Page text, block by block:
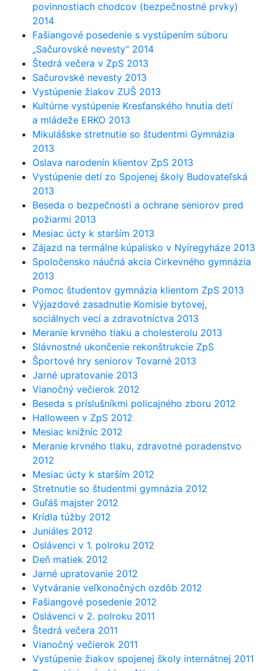
povinnostiach chodcov (bezpečnostné prvky)
2014
Fašiangové posedenie s vystúpením súboru
„Sačurovské nevesty“ 2014
Štedrá večera v ZpS 2013
Sačurovské nevesty 2013
Vystúpenie žiakov ZUŠ 2013
Kultúrne vystúpenie Kresťanského hnutia detí
a mládeže ERKO 2013
Mikulášske stretnutie so študentmi Gymnázia
2013
Oslava narodenín klientov ZpS 2013
Vystúpenie detí zo Spojenej školy Budovateľská
2013
Beseda o bezpečnosti a ochrane seniorov pred
požiarmi 2013
Mesiac úcty k starším 2013
Zájazd na termálne kúpalisko v Nyíregyháze 2013
Spoločensko náučná akcia Cirkevného gymnázia
2013
Pomoc študentov gymnázia klientom ZpS 2013
Výjazdové zasadnutie Komisie bytovej,
sociálnych vecí a zdravotníctva 2013
Meranie krvného tlaku a cholesterolu 2013
Slávnostné ukončenie rekonštrukcie ZpS
Športové hry seniorov Tovarné 2013
Jarné upratovanie 2013
Vianočný večierok 2012
Beseda s príslušníkmi policajného zboru 2012
Halloween v ZpS 2012
Mesiac knižníc 2012
Meranie krvného tlaku, zdravotné poradenstvo
2012
Mesiac úcty k starším 2012
Stretnutie so študentmi gymnázia 2012
Guľáš majster 2012
Krídla túžby 2012
Juniáles 2012
Oslávenci v 1. polroku 2012
Deň matiek 2012
Jarné upratovanie 2012
Vytváranie veľkonočných ozdôb 2012
Fašiangové posedenie 2012
Oslávenci v 2. polroku 2011
Štedrá večera 2011
Vianočný večierok 2011
Vystúpenie žiakov spojenej školy internátnej 2011